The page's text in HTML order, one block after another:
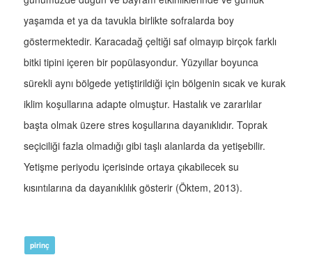
yaşamda et ya da tavukla birlikte sofralarda boy
göstermektedir. Karacadağ çeltiği saf olmayıp birçok farklı
bitki tipini içeren bir popülasyondur. Yüzyıllar boyunca
sürekli aynı bölgede yetiştirildiği için bölgenin sıcak ve kurak
iklim koşullarına adapte olmuştur. Hastalık ve zararlılar
başta olmak üzere stres koşullarına dayanıklıdır. Toprak
seçiciliği fazla olmadığı gibi taşlı alanlarda da yetişebilir.
Yetişme periyodu içerisinde ortaya çıkabilecek su
kısıntılarına da dayanıklılık gösterir (Öktem, 2013).
pirinç